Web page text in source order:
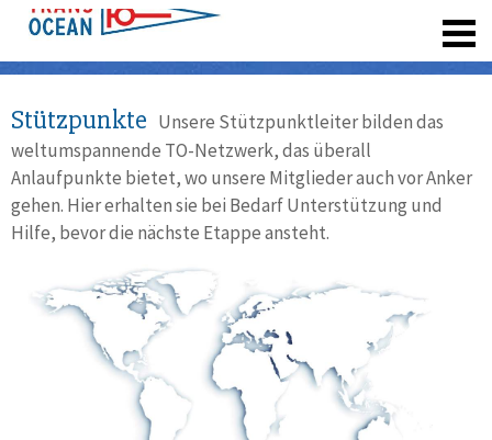
Stützpunkte Unsere Stützpunktleiter bilden das
weltumspannende TO-Netzwerk, das überall
Anlaufpunkte bietet, wo unsere Mitglieder auch vor Anker
gehen. Hier erhalten sie bei Bedarf Unterstützung und
Hilfe, bevor die nächste Etappe ansteht.